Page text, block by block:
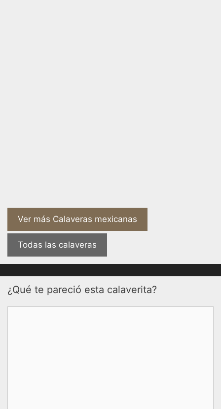
Ver más Calaveras mexicanas
Todas las calaveras
¿Qué te pareció esta calaverita?